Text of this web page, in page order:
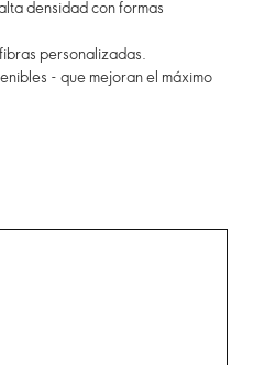
densidad con formas
personalizadas.
- que mejoran el máximo